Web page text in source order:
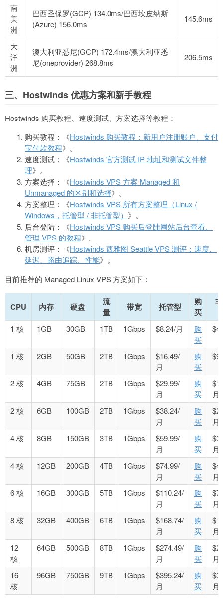
南
美
洲
巴西圣保罗(GCP) 134.0ms/巴西坎皮纳斯
(Azure) 156.0ms
145.6ms
大
洋
洲
澳大利亚悉尼(GCP) 172.4ms/澳大利亚悉
尼(oneprovider) 268.8ms
206.5ms
三、Hostwinds 优惠方案和新手教程
Hostwinds 购买教程、速度测试、方案选择等教程：
购买教程：《Hostwinds 购买教程：新用户注册账户、支付
宝付款教程》。
速度测试：《Hostwinds 官方测试 IP 地址和测试文件整
理》。
方案选择：《Hostwinds VPS 方案 Managed 和
Unmanaged 的区别和选择》。
方案整理：《Hostwinds VPS 所有方案整理（Linux /
Windows，托管型 / 非托管型） 》。
后台登陆：《Hostwinds VPS 购买后登陆网站后台查看、
管理 VPS 的教程》。
机房测评：《Hostwinds 西雅图 Seattle VPS 测评：速度、
延迟、路由追踪、性能》。
目前推荐的 Managed Linux VPS 方案如下：
CPU 内存 硬盘
流
量
带宽 托管型
购
买
1 核 1GB 30GB 1TB 1Gbps $8.24/月
购
买
1 核 2GB 50GB 2TB 1Gbps
$16.49/
月
购
买
2 核 4GB 75GB 2TB 1Gbps
$29.99/
月
购
买
月
2 核
6GB 100GB 2TB 1Gbps
$38.24/
月
购
买
月
4 核
8GB 150GB 3TB 1Gbps
$59.99/
月
购
买
月
4 核
12GB 200GB 4TB 1Gbps
$74.99/
月
购
买
月
6 核
16GB 300GB 5TB 1Gbps
$110.24/
月
购
买
月
8 核
32GB 400GB 6TB 1Gbps
$168.74/
月
购
买
月
12
核
64GB 500GB 8TB 1Gbps
$274.49/
月
购
买
月
16
核
96GB 750GB 9TB 1Gbps
$395.24/
月
购
买
月